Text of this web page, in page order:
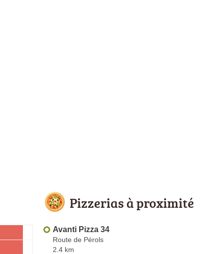
Pizzerias à proximité
Avanti Pizza 34
Route de Pérols
2.4 km